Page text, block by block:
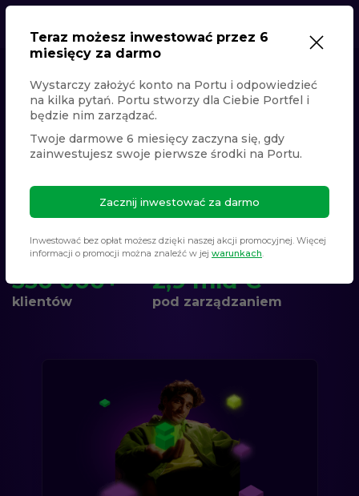
Oszczędzasz? Niech
Twoje pieniądze też
Portu to platforma inwestycyjna dla ludzi, którzy chcą
portfel pod opieką specjalistów albo stwórz własną
strategię. Zaczniesz od 100 zł, a pieniądze wypłacisz,
330 000+
klientów
2,9 mld €
pod zarządzaniem
Teraz możesz inwestować przez 6
miesięcy za darmo
Wystarczy założyć konto na Portu i odpowiedzieć
na kilka pytań. Portu stworzy dla Ciebie Portfel i
będzie nim zarządzać.
Twoje darmowe 6 miesięcy zaczyna się, gdy
zainwestujesz swoje pierwsze środki na Portu.
Zacznij inwestować za darmo
Inwestować bez opłat możesz dzięki naszej akcji promocyjnej. Więcej
informacji o promocji można znaleźć w jej warunkach.